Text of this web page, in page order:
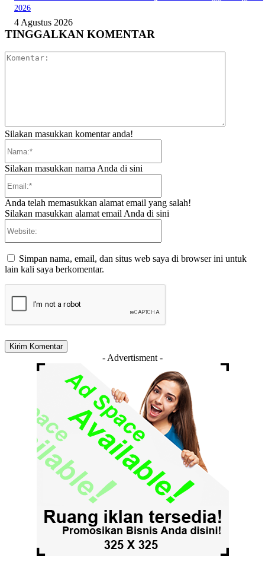
2026
4 Agustus 2026
TINGGALKAN KOMENTAR
Silakan masukkan komentar anda!
Silakan masukkan nama Anda di sini
Anda telah memasukkan alamat email yang salah!
Silakan masukkan alamat email Anda di sini
Simpan nama, email, dan situs web saya di browser ini untuk
lain kali saya berkomentar.
- Advertisment -